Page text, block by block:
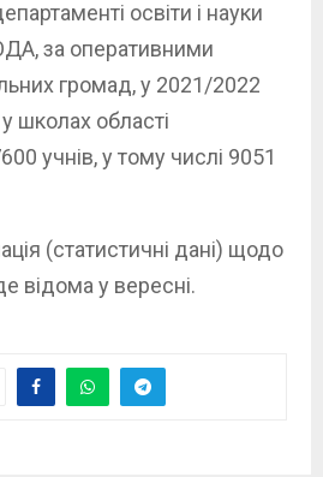
освіти і науки
за оперативними
громад, у 2021/2022
школах області
учнів, у тому числі 9051
(статистичні дані) щодо
відома у вересні.